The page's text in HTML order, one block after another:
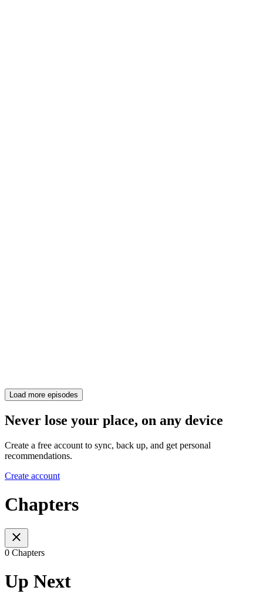
Load more episodes
Never lose your place, on any device
Create a free account to sync, back up, and get personal
recommendations.
Create account
Chapters
0 Chapters
Up Next